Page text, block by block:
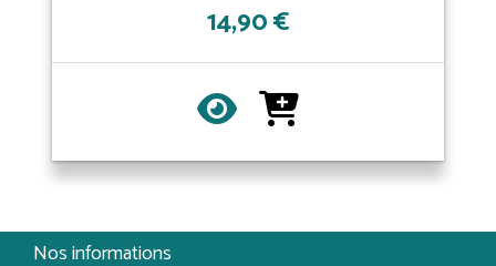
14,90 €
Nos informations